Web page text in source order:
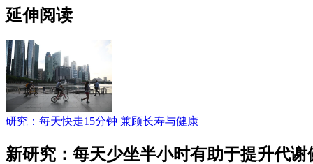
延伸阅读
研究：每天快走15分钟 兼顾长寿与健康
新研究：每天少坐半小时有助于提升代谢